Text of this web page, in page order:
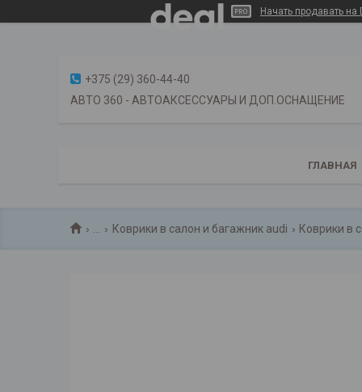
Начать продавать на
+375 (29) 360-44-40
АВТО 360 - АВТОАКСЕССУАРЫ И ДОП.ОСНАЩЕНИЕ
ГЛАВНАЯ
Коврики в салон и багажник audi Коврики в